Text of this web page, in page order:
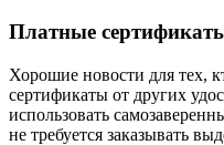
Платные
Хорошие новости для тех,
сертификаты от других
использовать
не требуется заказывать